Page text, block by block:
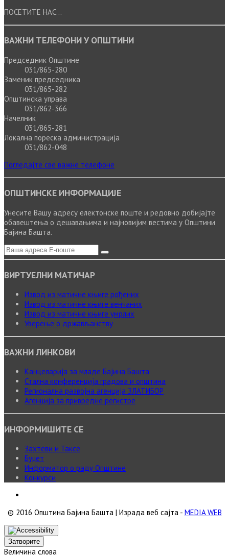
ПОСЕТИТЕ НАС...
ВАЖНИ ТЕЛЕФОНИ У ОПШТИНИ
Председник Општине
031/865-280
Заменик председника
031/865-282
Општинска управа
031/862-366
Начелник
031/865-281
Локална пореска администрација
031/862-048
Погледајте све важне телефоне
ОПШТИНСКЕ ИНФОРМАЦИЈЕ
Унесите Вашу адресу електонске поште и редовно добијајте
обавештења о дешавањима и најновијим вестима у Општини
Бајина Башта.
ВИРТУЕЛНИ МАТИЧАР
Извод из матичне књиге рођених
Извод из матичне књиге венчаних
Извод из матичне књиге умрлих
Уверење о држављанству
ВАЖНИ ЛИНКОВИ
Канцеларија за младе Бајина Башта
Стална конференција градова и општина
Регионална развојна агенција ЗЛАТИБОР
Агенција за привредне регистре
ИНФОРМИШИТЕ СЕ
Захтеви и Таксе
Буџет
Информатор о раду Општине
Конкурси
© 2016 Општина Бајина Башта | Израда веб сајта - MEDIA WEB
Затворите
Величина слова